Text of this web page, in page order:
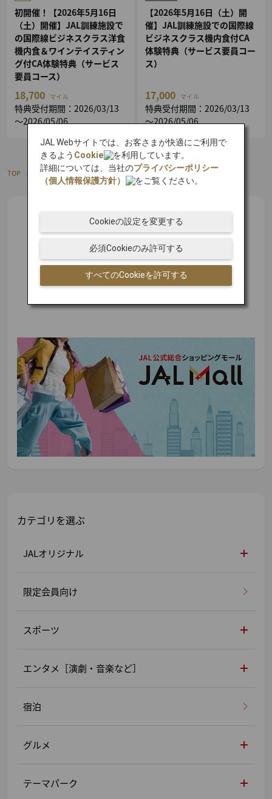
初開催！【2026年5月16日
（土）開催】JAL訓練施設で
の国際線ビジネスクラス洋食
機内食＆ワインテイスティン
グ付CA体験特典（サービス
要員コース）
18,700 マイル
特典受付期間：2026/03/13
～2026/05/06
【2026年5月16日（土）開
催】JAL訓練施設での国際線
ビジネスクラス機内食付CA
体験特典（サービス要員コー
ス）
17,000 マイル
特典受付期間：2026/03/13
～2026/05/06
TOP JALオリジナル / CA
カテゴリを選ぶ
JALオリジナル
限定会員向け
スポーツ
エンタメ［演劇・音楽など］
宿泊
グルメ
テーマパーク
JAL Webサイトでは、お客さまが快適にご利用で
きるよう Cookie
を利用しています。
詳細については、当社のプライバシーポリシー
（個人情報保護方針）
をご覧ください。
すべてのCookieを許可する
必須Cookieのみ許可する
Cookieの設定を変更する